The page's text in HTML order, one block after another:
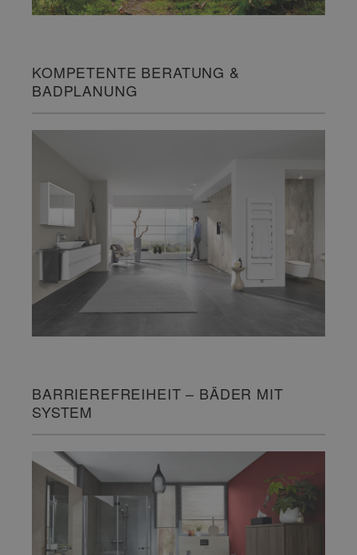
KOMPETENTE BERATUNG &
BADPLANUNG
BARRIEREFREIHEIT – BÄDER MIT
SYSTEM